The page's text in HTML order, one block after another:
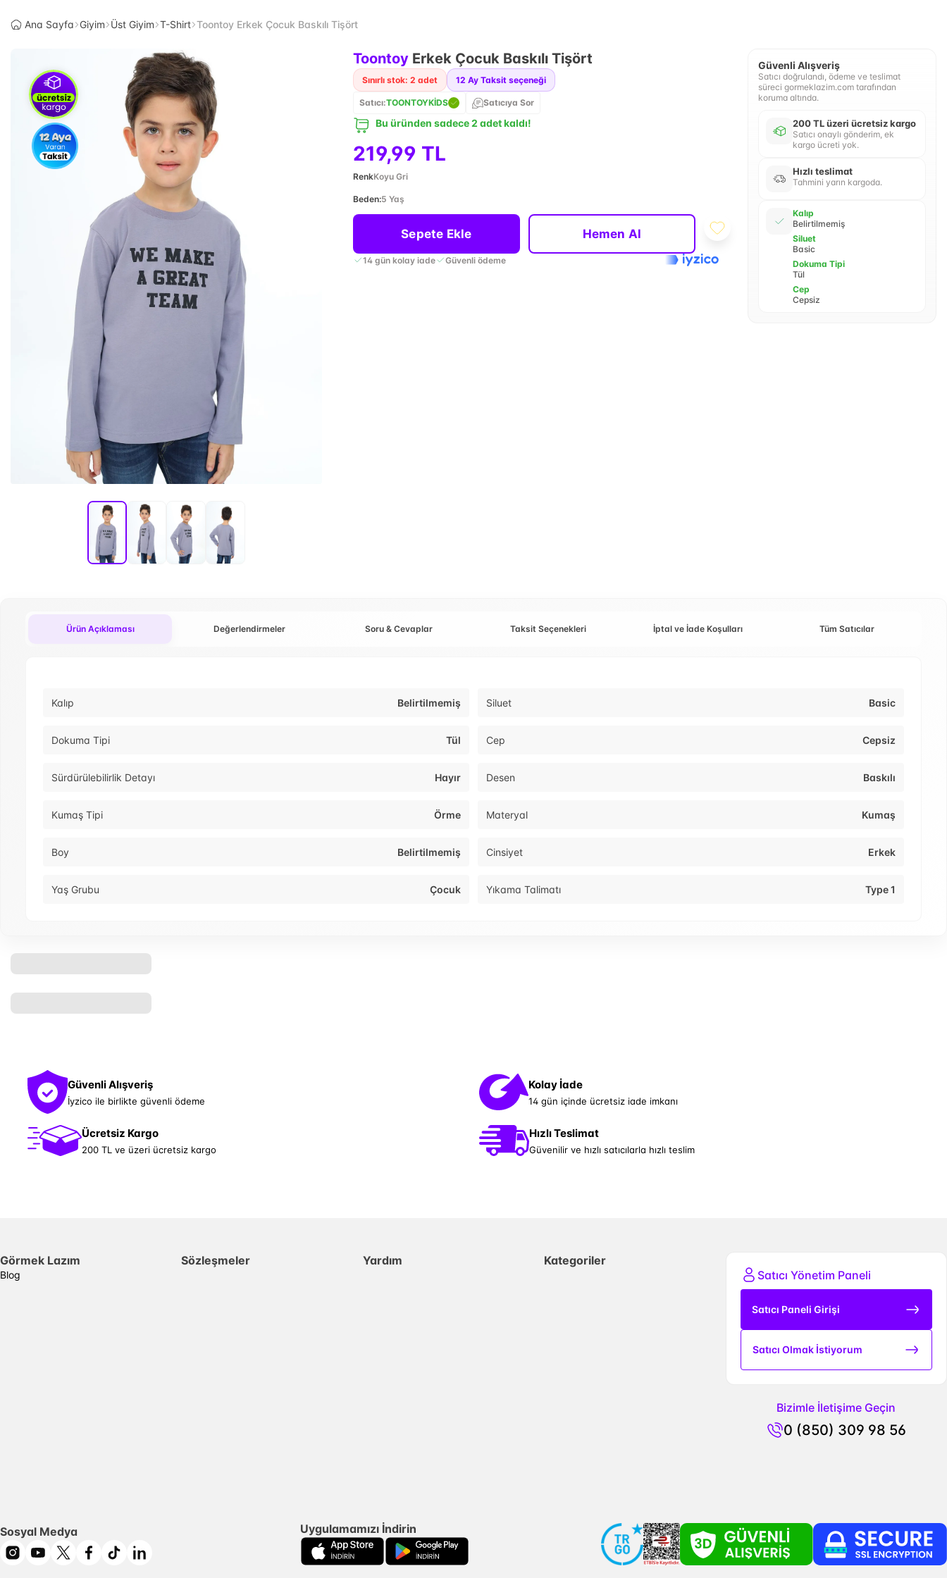
Ana Sayfa Giyim Üst Giyim T-Shirt Toontoy Erkek Çocuk Baskılı Tişört
Toontoy Erkek Çocuk Baskılı Tişört
Sınırlı stok: 2 adet 12 Ay Taksit seçeneği
Satıcı:TOONTOYKİDS Satıcıya Sor
Bu üründen sadece 2 adet kaldı!
219,99 TL
RenkKoyu Gri
Beden:5 Yaş
Sepete Ekle Hemen Al
14 gün kolay iade Güvenli ödeme
Güvenli Alışveriş
Satıcı doğrulandı, ödeme ve teslimat
süreci gormeklazim.com tarafından
koruma altında.
200 TL üzeri ücretsiz kargo
Satıcı onaylı gönderim, ek
kargo ücreti yok.
Hızlı teslimat
Tahmini yarın kargoda.
Kalıp
Belirtilmemiş
Siluet
Basic
Dokuma Tipi
Tül
Cep
Cepsiz
Ürün Açıklaması Değerlendirmeler Soru & Cevaplar Taksit Seçenekleri İptal ve İade Koşulları Tüm Satıcılar
Kalıp Belirtilmemiş Siluet Basic
Dokuma Tipi Tül Cep Cepsiz
Sürdürülebilirlik Detayı Hayır Desen Baskılı
Kumaş Tipi Örme Materyal Kumaş
Boy Belirtilmemiş Cinsiyet Erkek
Yaş Grubu Çocuk Yıkama Talimatı Type 1
Güvenli Alışveriş
İyzico ile birlikte güvenli ödeme
Kolay İade
14 gün içinde ücretsiz iade imkanı
Ücretsiz Kargo
200 TL ve üzeri ücretsiz kargo
Hızlı Teslimat
Güvenilir ve hızlı satıcılarla hızlı teslim
Görmek Lazım
Blog
Sözleşmeler Yardım
Kategoriler
Satıcı Yönetim Paneli
Satıcı Paneli Girişi
Satıcı Olmak İstiyorum
Bizimle İletişime Geçin
0 (850) 309 98 56
Sosyal Medya Uygulamamızı İndirin